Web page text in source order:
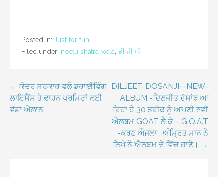
Posted in: Just for fun
Filed under: neetu shatra wala, ਡੀ ਜੀ ਪੀ
Post
navigation
← ਕੇਦਰ ਸਰਕਾਰ ਵਲੋ ਡਰਾਈਵਿੰਗ
ਲਾਇਸੈਂਸ ਤੇ ਵਾਹਨ ਪਰਮਿਟਾਂ ਲਈ
ਵੱਡਾ ਐਲਾਨ
DILJEET-DOSANJH-NEW-
ALBUM -ਦਿਲਜੀਤ ਦੋਸਾਂਝ ਆ
ਰਿਹਾ ਹੈ 30 ਤਰੀਕ ਨੂੰ ਆਪਣੀ ਨਵੀਂ
ਐਲਬਮ GOAT ਲੈ ਕੇ – G.O.A.T
-ਕਰਣ ਔਜਲਾ , ਅੰਮ੍ਰਿਤ ਮਾਨ ਨੇ
ਲਿਖੇ ਨੇ ਐਲਬਮ ਦੇ ਵਿੱਚ ਗਾਣੇ। →